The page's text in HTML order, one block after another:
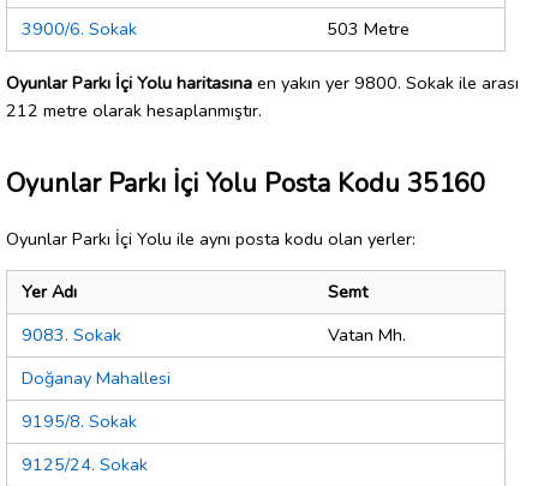
3900/6. Sokak
503 Metre
Oyunlar Parkı İçi Yolu haritasına en yakın yer 9800. Sokak ile arası
212 metre olarak hesaplanmıştır.
Oyunlar Parkı İçi Yolu Posta Kodu 35160
Oyunlar Parkı İçi Yolu ile aynı posta kodu olan yerler:
Yer Adı
Semt
9083. Sokak
Vatan Mh.
Doğanay Mahallesi
9195/8. Sokak
9125/24. Sokak